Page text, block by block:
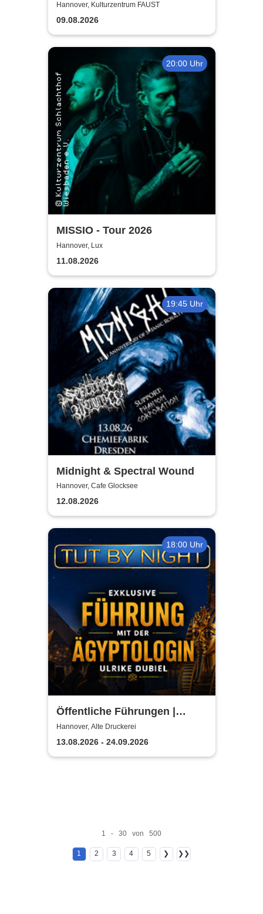
Hannover, Kulturzentrum FAUST
09.08.2026
20:00 Uhr
MISSIO - Tour 2026
Hannover, Lux
11.08.2026
19:45 Uhr
Midnight & Spectral Wound
Hannover, Cafe Glocksee
12.08.2026
18:00 Uhr
Öffentliche Führungen |
TUTANCHAMUN | Hannover -
Ein Immersives Abenteuer
Hannover, Alte Druckerei
13.08.2026 - 24.09.2026
1 - 30 von 500
1 2 3 4 5 ❯ ❯❯